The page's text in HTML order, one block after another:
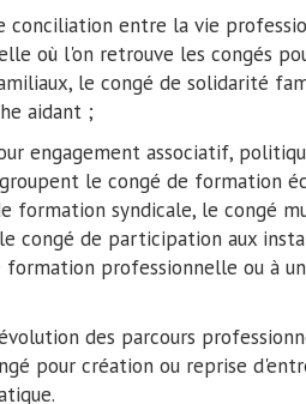
conciliation entre la vie
où l'on retrouve les congés
le congé de solidarité
aidant ;
engagement associatif,
le congé de formation
formation syndicale, le congé
congé de participation aux
professionnelle ou à
des parcours
pour création ou reprise